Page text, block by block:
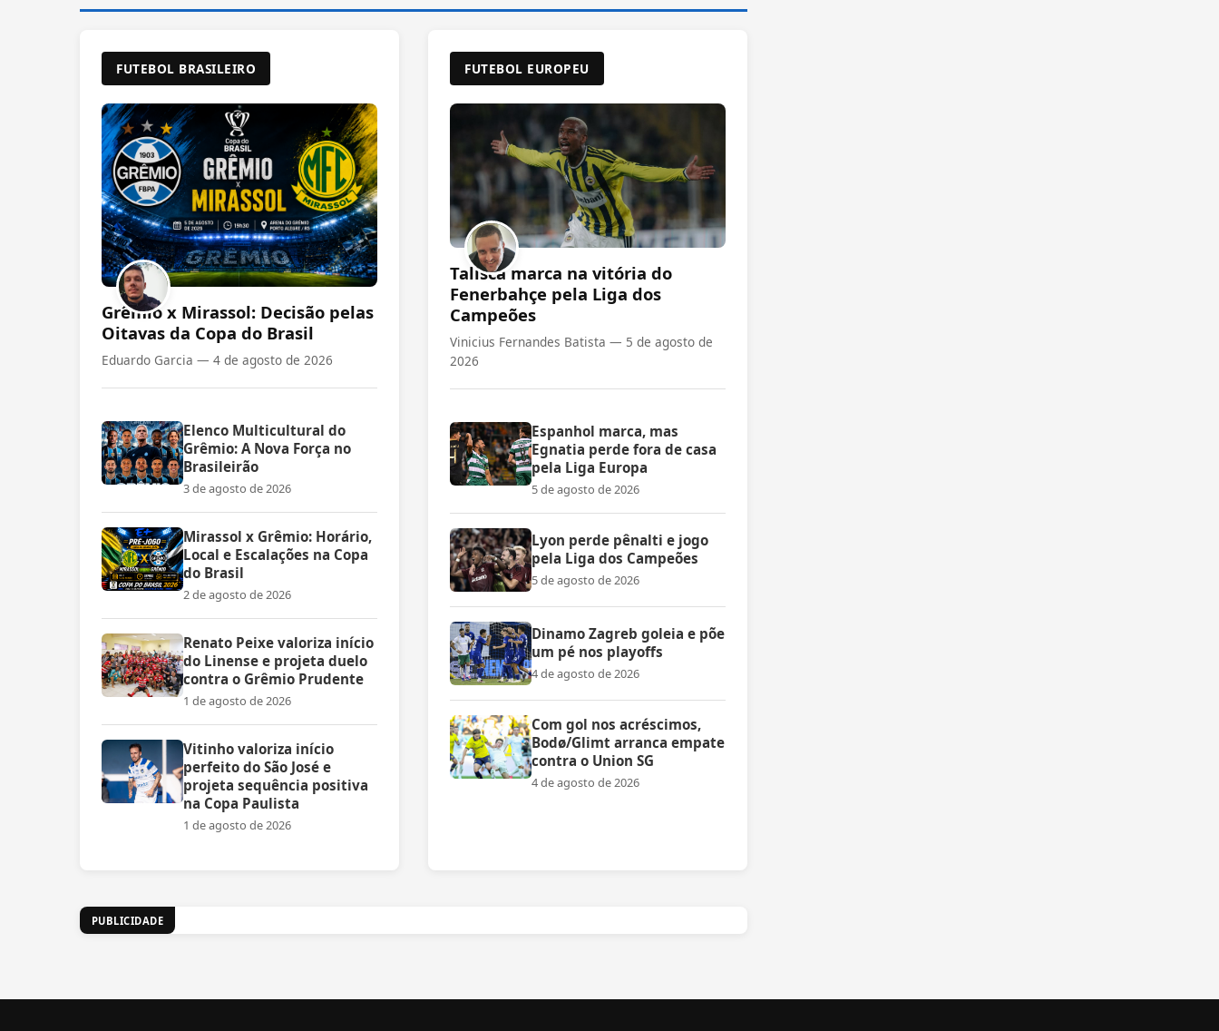
FUTEBOL BRASILEIRO
Grêmio x Mirassol: Decisão pelas
Oitavas da Copa do Brasil
Eduardo Garcia — 4 de agosto de 2026
Elenco Multicultural do
Grêmio: A Nova Força no
Brasileirão
3 de agosto de 2026
Mirassol x Grêmio: Horário,
Local e Escalações na Copa
do Brasil
2 de agosto de 2026
Renato Peixe valoriza início
do Linense e projeta duelo
contra o Grêmio Prudente
1 de agosto de 2026
Vitinho valoriza início
perfeito do São José e
projeta sequência positiva
na Copa Paulista
1 de agosto de 2026
FUTEBOL EUROPEU
Talisca marca na vitória do
Fenerbahçe pela Liga dos
Campeões
Vinicius Fernandes Batista — 5 de agosto de
2026
Espanhol marca, mas
Egnatia perde fora de casa
pela Liga Europa
5 de agosto de 2026
Lyon perde pênalti e jogo
pela Liga dos Campeões
5 de agosto de 2026
Dinamo Zagreb goleia e põe
um pé nos playoffs
4 de agosto de 2026
Com gol nos acréscimos,
Bodø/Glimt arranca empate
contra o Union SG
4 de agosto de 2026
PUBLICIDADE